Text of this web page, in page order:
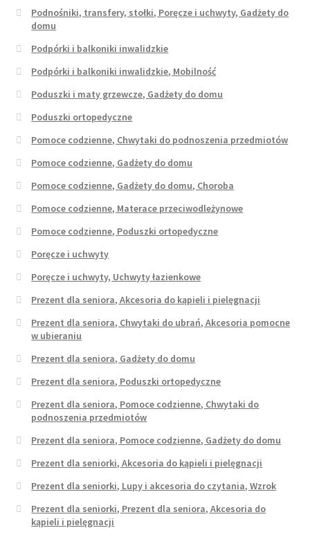
Podnośniki, transfery, stołki, Poręcze i uchwyty, Gadżety do
domu
Podpórki i balkoniki inwalidzkie
Podpórki i balkoniki inwalidzkie, Mobilność
Poduszki i maty grzewcze, Gadżety do domu
Poduszki ortopedyczne
Pomoce codzienne, Chwytaki do podnoszenia przedmiotów
Pomoce codzienne, Gadżety do domu
Pomoce codzienne, Gadżety do domu, Choroba
Pomoce codzienne, Materace przeciwodleżynowe
Pomoce codzienne, Poduszki ortopedyczne
Poręcze i uchwyty
Poręcze i uchwyty, Uchwyty łazienkowe
Prezent dla seniora, Akcesoria do kąpieli i pielęgnacji
Prezent dla seniora, Chwytaki do ubrań, Akcesoria pomocne
w ubieraniu
Prezent dla seniora, Gadżety do domu
Prezent dla seniora, Poduszki ortopedyczne
Prezent dla seniora, Pomoce codzienne, Chwytaki do
podnoszenia przedmiotów
Prezent dla seniora, Pomoce codzienne, Gadżety do domu
Prezent dla seniorki, Akcesoria do kąpieli i pielęgnacji
Prezent dla seniorki, Lupy i akcesoria do czytania, Wzrok
Prezent dla seniorki, Prezent dla seniora, Akcesoria do
kąpieli i pielęgnacji